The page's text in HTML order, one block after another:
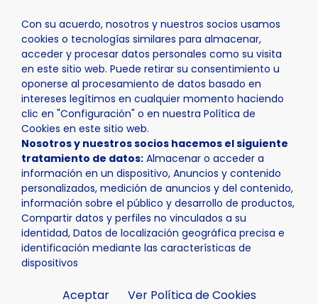
Con su acuerdo, nosotros y nuestros socios usamos
cookies o tecnologías similares para almacenar,
acceder y procesar datos personales como su visita
en este sitio web. Puede retirar su consentimiento u
oponerse al procesamiento de datos basado en
intereses legítimos en cualquier momento haciendo
clic en "Configuración" o en nuestra Política de
Cookies en este sitio web.
Nosotros y nuestros socios hacemos el siguiente
tratamiento de datos: Almacenar o acceder a
información en un dispositivo, Anuncios y contenido
personalizados, medición de anuncios y del contenido,
información sobre el público y desarrollo de productos,
Compartir datos y perfiles no vinculados a su
identidad, Datos de localización geográfica precisa e
identificación mediante las características de
dispositivos
Aceptar Ver Política de Cookies
Inicio Actualidad Noticias Noticia - El trompetista